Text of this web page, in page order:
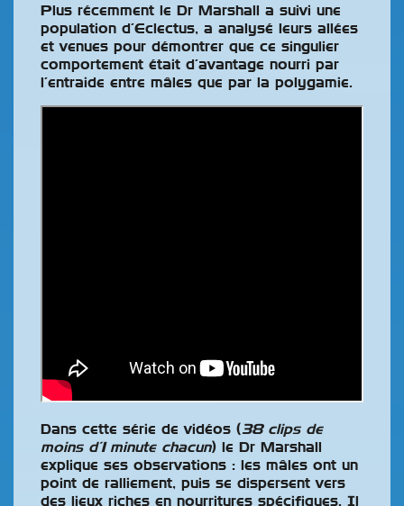
Plus récemment le Dr Marshall a suivi une
population d’Eclectus, a analysé leurs allées
et venues pour démontrer que ce singulier
comportement était d’avantage nourri par
l’entraide entre mâles que par la polygamie.
Dans cette série de vidéos (38 clips de
moins d’1 minute chacun) le Dr Marshall
explique ses observations : les mâles ont un
point de ralliement, puis se dispersent vers
des lieux riches en nourritures spécifiques. Il